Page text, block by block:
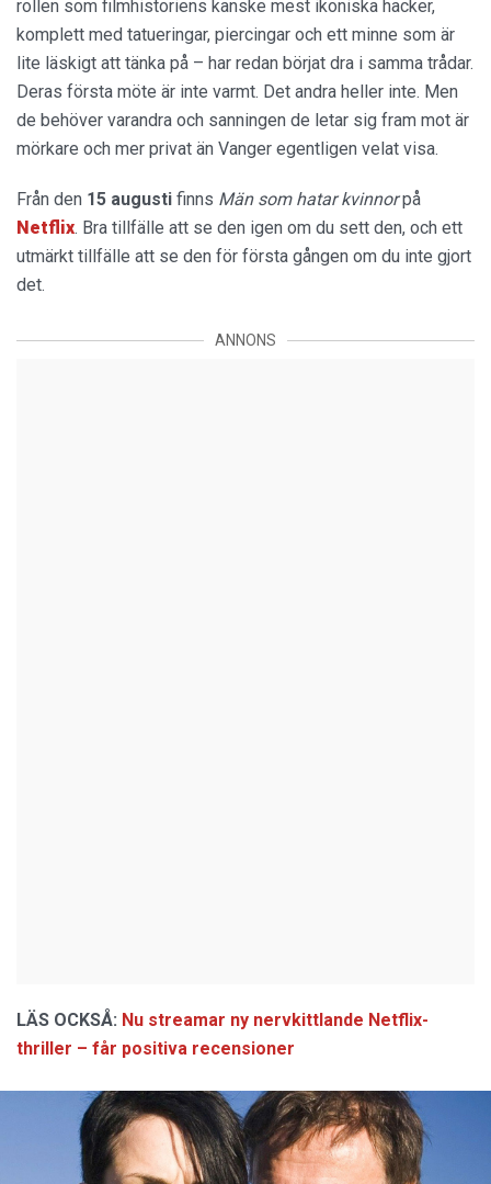
rollen som filmhistoriens kanske mest ikoniska hacker,
komplett med tatueringar, piercingar och ett minne som är
lite läskigt att tänka på – har redan börjat dra i samma trådar.
Deras första möte är inte varmt. Det andra heller inte. Men
de behöver varandra och sanningen de letar sig fram mot är
mörkare och mer privat än Vanger egentligen velat visa.
Från den 15 augusti finns Män som hatar kvinnorpå
Netflix. Bra tillfälle att se den igen om du sett den, och ett
utmärkt tillfälle att se den för första gången om du inte gjort
det.
ANNONS
LÄS OCKSÅ: Nu streamar ny nervkittlande Netflix-
thriller – får positiva recensioner